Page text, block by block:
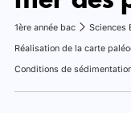
1ère année bac Sciences